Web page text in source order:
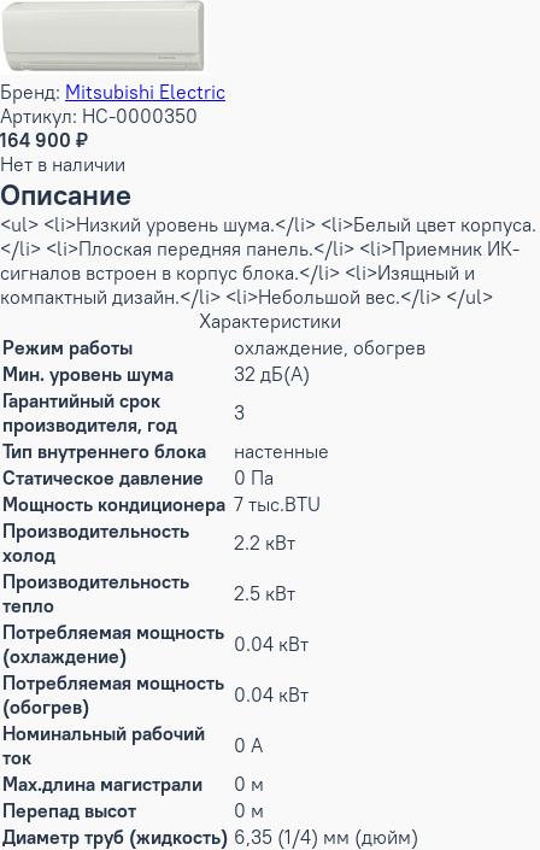
Бренд: Mitsubishi Electric
Артикул: НС-0000350
164 900 ₽
Нет в наличии
Описание
<ul> <li>Низкий уровень шума.</li> <li>Белый цвет корпуса.
</li> <li>Плоская передняя панель.</li> <li>Приемник ИК-
сигналов встроен в корпус блока.</li> <li>Изящный и
компактный дизайн.</li> <li>Небольшой вес.</li> </ul>
Характеристики
Режим работы
охлаждение, обогрев
Мин. уровень шума
32 дБ(А)
Гарантийный срок
производителя, год
3
Тип внутреннего блока
настенные
Статическое давление
0 Па
Мощность кондиционера 7 тыс.BTU
Производительность
холод
2.2 кВт
Производительность
тепло
2.5 кВт
Потребляемая мощность
(охлаждение)
0.04 кВт
Потребляемая мощность
(обогрев)
0.04 кВт
Номинальный рабочий
ток
0 А
Max.длина магистрали
0 м
Перепад высот
0 м
Диаметр труб (жидкость) 6,35 (1/4) мм (дюйм)